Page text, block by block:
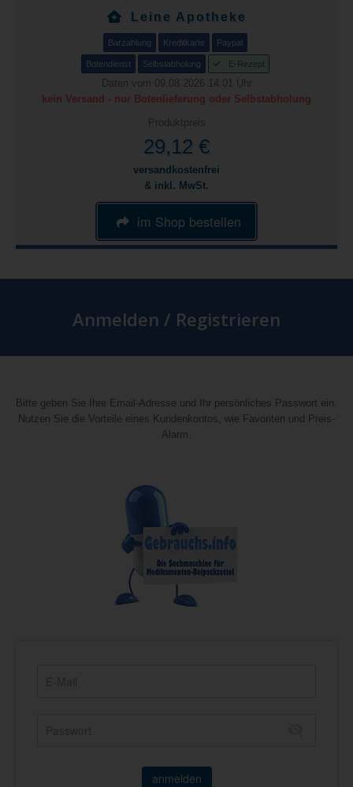
Leine Apotheke
Barzahlung Kreditkarte Paypal
Botendienst Selbstabholung E-Rezept
Daten vom 09.08.2026 14:01 Uhr
kein Versand - nur Botenlieferung oder Selbstabholung
Produktpreis
29,12 €
versandkostenfrei
& inkl. MwSt.
im Shop bestellen
Anmelden / Registrieren
Bitte geben Sie Ihre Email-Adresse und Ihr persönliches Passwort ein.
Nutzen Sie die Vorteile eines Kundenkontos, wie Favoriten und Preis-
Alarm.
anmelden